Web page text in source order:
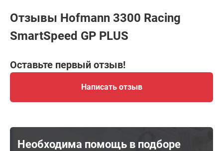
Отзывы Hofmann 3300 Racing
SmartSpeed GP PLUS
Оставьте первый отзыв!
Написать отзыв
Необходима помощь в подборе